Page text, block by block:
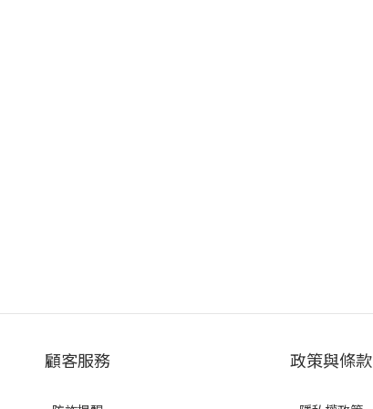
顧客服務 政策與條款